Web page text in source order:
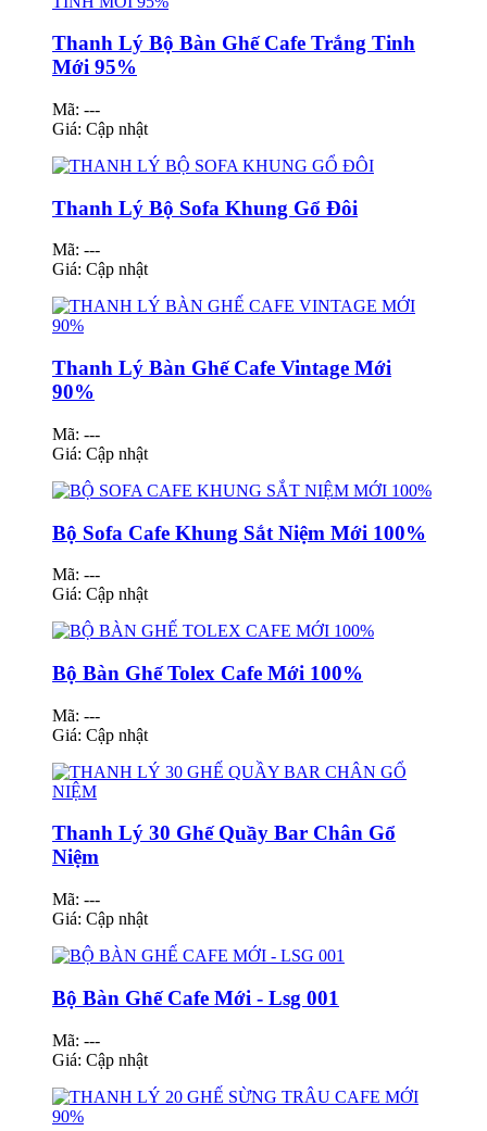
Thanh Lý Bộ Bàn Ghế Cafe Trắng Tinh
Mới 95%
Mã: ---
Giá: Cập nhật
Thanh Lý Bộ Sofa Khung Gổ Đôi
Mã: ---
Giá: Cập nhật
Thanh Lý Bàn Ghế Cafe Vintage Mới
90%
Mã: ---
Giá: Cập nhật
Bộ Sofa Cafe Khung Sắt Niệm Mới 100%
Mã: ---
Giá: Cập nhật
Bộ Bàn Ghế Tolex Cafe Mới 100%
Mã: ---
Giá: Cập nhật
Thanh Lý 30 Ghế Quầy Bar Chân Gổ
Niệm
Mã: ---
Giá: Cập nhật
Bộ Bàn Ghế Cafe Mới - Lsg 001
Mã: ---
Giá: Cập nhật